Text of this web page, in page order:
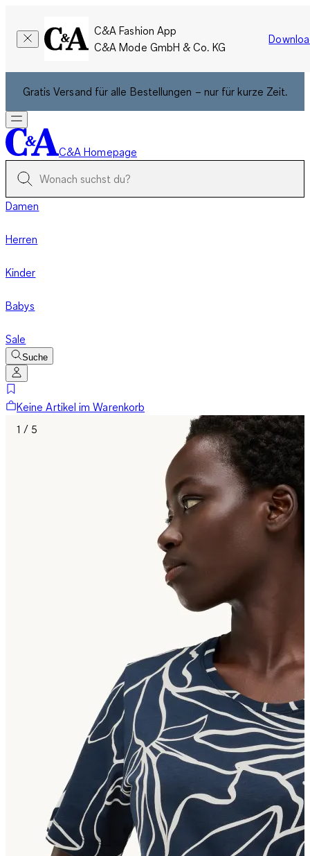
C&A Fashion App
C&A Mode GmbH & Co. KG
Gratis Versand für alle Bestellungen – nur für kurze Zeit.
C&A Homepage
Damen
Herren
Kinder
Babys
Sale
Suche
Keine Artikel im Warenkorb
1 / 5